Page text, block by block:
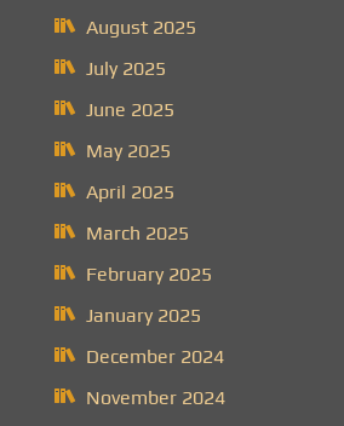
August 2025
July 2025
June 2025
May 2025
April 2025
March 2025
February 2025
January 2025
December 2024
November 2024